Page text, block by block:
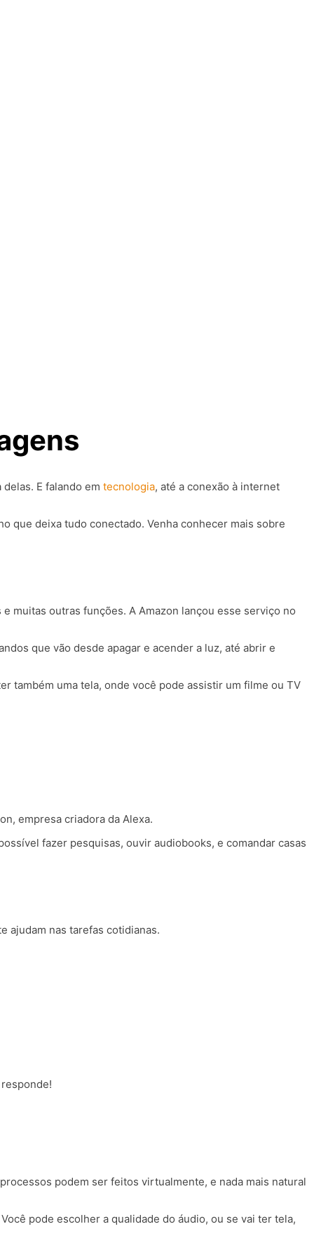
delas. E falando em tecnologia, até a conexão à internet
que deixa tudo conectado. Venha conhecer mais sobre
muitas outras funções. A Amazon lançou esse serviço no
que vão desde apagar e acender a luz, até abrir e
também uma tela, onde você pode assistir um filme ou TV
empresa criadora da Alexa.
fazer pesquisas, ouvir audiobooks, e comandar casas
ajudam nas tarefas cotidianas.
podem ser feitos virtualmente, e nada mais natural
pode escolher a qualidade do áudio, ou se vai ter tela,